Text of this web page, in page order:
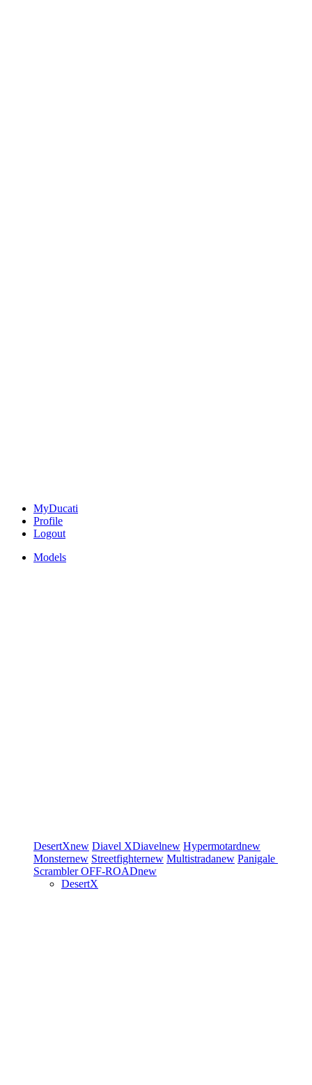
MyDucati
Profile
Logout
Models
DesertXnew Diavel XDiavelnew Hypermotardnew
Monsternew Streetfighternew Multistradanew Panigale
ScramblerOFF-ROADnew
DesertX